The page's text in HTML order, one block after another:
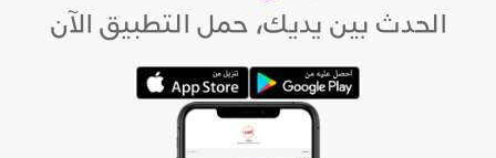
الحدث بين يديك، حمل التطبيق الآن